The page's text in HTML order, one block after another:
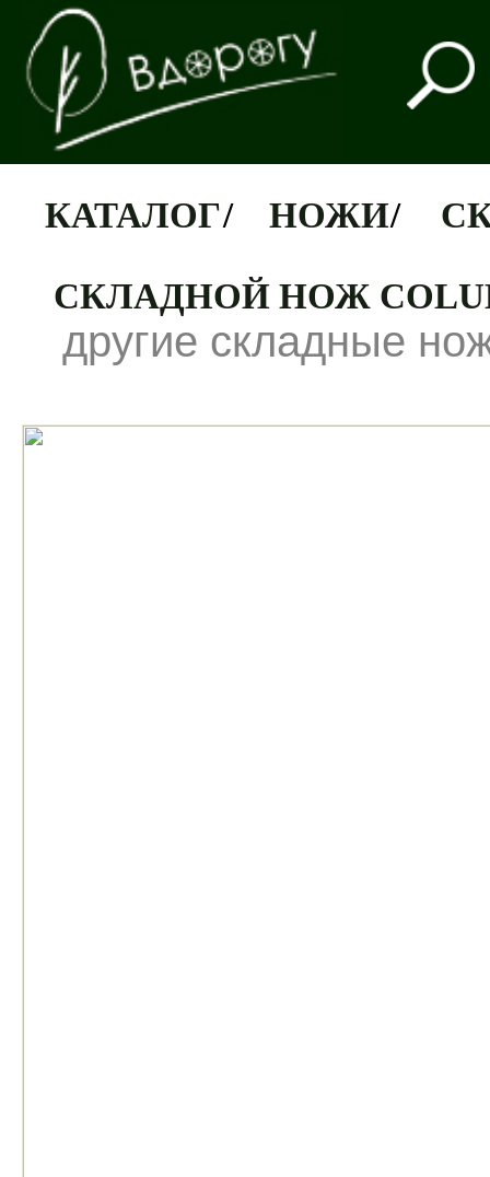
КАТАЛОГ/ НОЖИ/
СКЛАДНОЙ НОЖ
другие складные